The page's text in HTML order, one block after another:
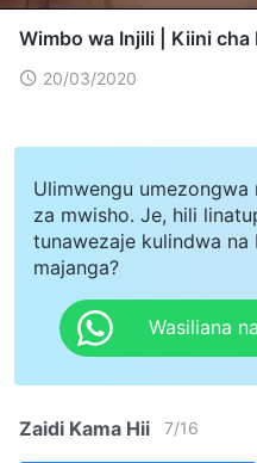
Wimbo wa Injili | Kiini
20/03/2020
Ulimwengu
za mwisho. Je, hili
tunawezaje kulindwa
majanga?
Wasiliana
Zaidi Kama Hii 7/16